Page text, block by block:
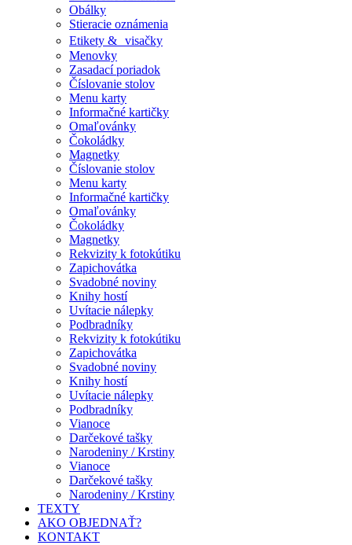
Obálky
Stieracie oznámenia
Etikety & visačky
Menovky
Zasadací poriadok
Číslovanie stolov
Menu karty
Informačné kartičky
Omaľovánky
Čokoládky
Magnetky
Číslovanie stolov
Menu karty
Informačné kartičky
Omaľovánky
Čokoládky
Magnetky
Rekvizity k fotokútiku
Zapichovátka
Svadobné noviny
Knihy hostí
Uvítacie nálepky
Podbradníky
Rekvizity k fotokútiku
Zapichovátka
Svadobné noviny
Knihy hostí
Uvítacie nálepky
Podbradníky
Vianoce
Darčekové tašky
Narodeniny / Krstiny
Vianoce
Darčekové tašky
Narodeniny / Krstiny
TEXTY
AKO OBJEDNAŤ?
KONTAKT